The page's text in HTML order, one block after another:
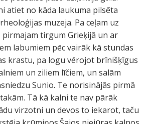
atiet no kāda laukuma pilsēta
muzeja. Pa ceļam uz
tirgum Grieķijā un ar
labumiem pēc vairāk kā stundas
krastu, pa logu vērojot brīnišķīgus
un ziliem līčiem, un salām
Sunio. Te norisinājās pirmā
Tā kā kalni te nav pārāk
virzotni un devos to iekarot, taču